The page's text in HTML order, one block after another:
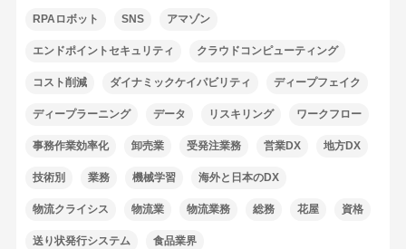
RPAロボット SNS アマゾン
エンドポイントセキュリティ クラウドコンピューティング
コスト削減 ダイナミックケイパビリティ ディープフェイク
ディープラーニング データ リスキリング ワークフロー
事務作業効率化 卸売業 受発注業務 営業DX 地方DX
技術別 業務 機械学習 海外と日本のDX
物流クライシス 物流業 物流業務 総務 花屋 資格
送り状発行システム 食品業界